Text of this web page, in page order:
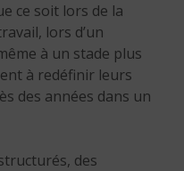
ce soit lors de la
lors d’un
à un stade plus
à redéfinir leurs
des années dans un
des